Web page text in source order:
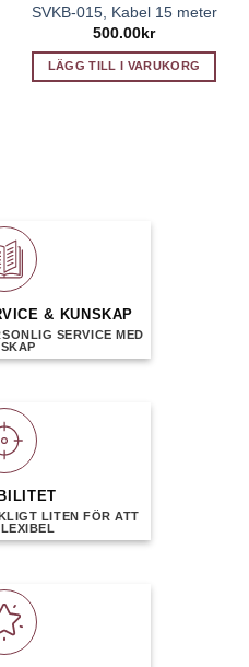
SVKB-015, Kabel 15 meter
500.00kr
LÄGG TILL I VARUKORG
& KUNSKAP
SERVICE MED
LITEN FÖR ATT